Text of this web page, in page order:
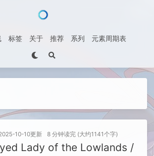
标签 关于 推荐 系列 元素周期表
10-10更新 8 分钟读完 (大约1141个字)
Lady of the Lowlands /